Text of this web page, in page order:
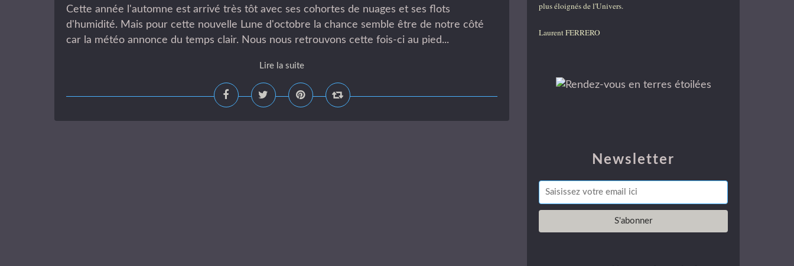
Cette année l'automne est arrivé très tôt avec ses cohortes de nuages et ses flots
d'humidité. Mais pour cette nouvelle Lune d'octobre la chance semble être de notre côté
car la météo annonce du temps clair. Nous nous retrouvons cette fois-ci au pied...
Lire la suite
Newsletter
plus éloignés de l'Univers.
Laurent FERRERO